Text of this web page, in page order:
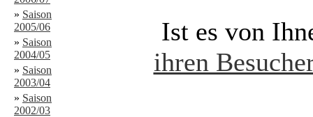
» Saison
2005/06
» Saison
2004/05
» Saison
2003/04
» Saison
2002/03
Ist es von
ihren